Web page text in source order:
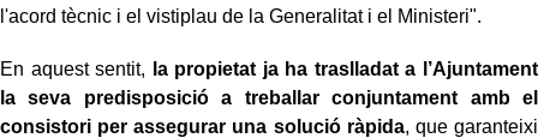
l'acord tècnic i el vistiplau de la Generalitat i el Ministeri".
En aquest sentit,
la propietat ja ha traslladat a l’Ajuntament
la seva predisposició a treballar conjuntament amb el
consistori per assegurar una solució ràpida, que garanteixi